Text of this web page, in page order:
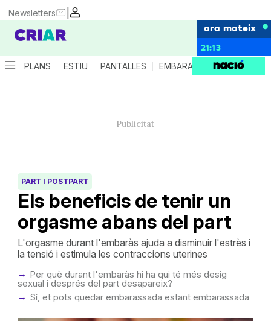
|
Newsletters
ara mateix
21:13
PLANS ESTIU PANTALLES EMBARÀS CRIANÇA
Els beneficis de tenir un
orgasme abans del part
PART I POSTPART
L'orgasme durant l'embaràs ajuda a disminuir l'estrès i
la tensió i estimula les contraccions uterines
Per què durant l'embaràs hi ha qui té més desig
sexual i després del part desapareix?
Sí, et pots quedar embarassada estant embarassada